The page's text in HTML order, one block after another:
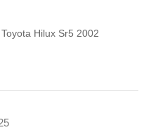
Hilux Sr5 2002